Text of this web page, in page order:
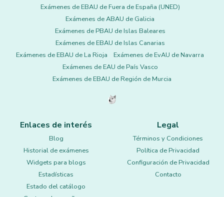
Exámenes de EBAU de Fuera de España (UNED)
Exámenes de ABAU de Galicia
Exámenes de PBAU de Islas Baleares
Exámenes de EBAU de Islas Canarias
Exámenes de EBAU de La Rioja
Exámenes de EvAU de Navarra
Exámenes de EAU de País Vasco
Exámenes de EBAU de Región de Murcia
Enlaces de interés
Blog
Historial de exámenes
Widgets para blogs
Estadísticas
Estado del catálogo
Legal
Términos y Condiciones
Política de Privacidad
Configuración de Privacidad
Contacto